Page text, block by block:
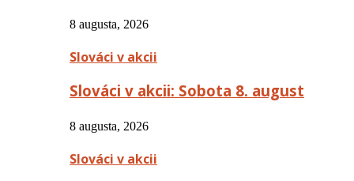
8 augusta, 2026
Slováci v akcii
Slováci v akcii: Sobota 8. august
8 augusta, 2026
Slováci v akcii